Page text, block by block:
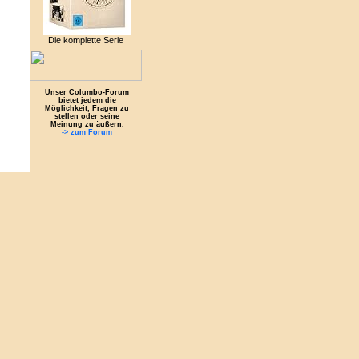
Die komplette Serie
Unser Columbo-Forum
bietet jedem die
Möglichkeit, Fragen zu
stellen oder seine
Meinung zu äußern.
-> zum Forum